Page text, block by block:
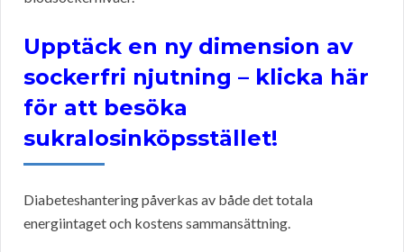
Upptäck en ny dimension av
sockerfri njutning – klicka här
för att besöka
sukralosinköpsstället!
Diabeteshantering påverkas av både det totala
energiintaget och kostens sammansättning.